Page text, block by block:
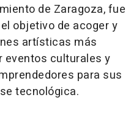
de Zaragoza, fue
objetivo de acoger y
artísticas más
eventos culturales y
para sus
tecnológica.